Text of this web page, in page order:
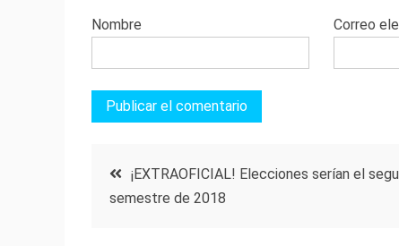
Nombre Correo
Navegación
¡EXTRAOFICIAL! Elecciones serían el
semestre de 2018